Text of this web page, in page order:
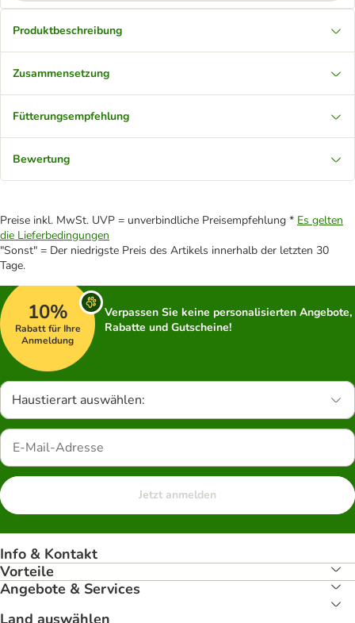
Produktbeschreibung
Zusammensetzung
Fütterungsempfehlung
Bewertung
Preise inkl. MwSt. UVP = unverbindliche Preisempfehlung * Es gelten
die Lieferbedingungen
"Sonst" = Der niedrigste Preis des Artikels innerhalb der letzten 30
Tage.
10%
Rabatt für Ihre
Anmeldung
Verpassen Sie keine personalisierten Angebote,
Rabatte und Gutscheine!
Haustierart auswählen:
Jetzt anmelden
Info & Kontakt
Vorteile
Angebote & Services
Land auswählen